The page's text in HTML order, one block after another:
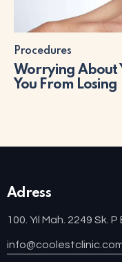
Procedures
Worrying About
You From Losing
Adress
100. Yıl Mah. 2249 Sk.